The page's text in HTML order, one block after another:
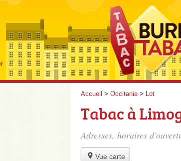
Accueil > Occitanie > Lot
Tabac à
Adresses, horaires
Vue carte